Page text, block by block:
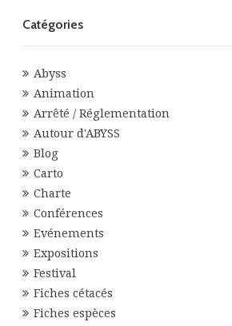
Catégories
Abyss
Animation
Arrêté / Réglementation
Autour d'ABYSS
Blog
Carto
Charte
Conférences
Evénements
Expositions
Festival
Fiches cétacés
Fiches espèces